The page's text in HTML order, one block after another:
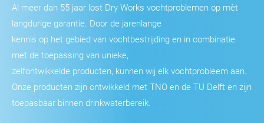
Al meer dan 55 jaar lost Dry Works vochtproblemen op mèt
langdurige garantie. Door de jarenlange
kennis op het gebied van vochtbestrijding en in combinatie
met de toepassing van unieke,
zelfontwikkelde producten, kunnen wij elk vochtprobleem aan.
Onze producten zijn ontwikkeld met TNO en de TU Delft en zijn
toepasbaar binnen drinkwaterbereik.